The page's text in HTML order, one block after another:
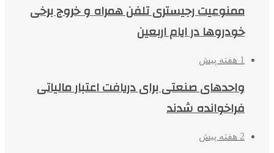
ممنوعیت رجیستری تلفن همراه و خروج برخی
خودروها در ایام اربعین
1 هفته پیش
واحدهای صنعتی برای دریافت اعتبار مالیاتی
فراخوانده شدند
2 هفته پیش